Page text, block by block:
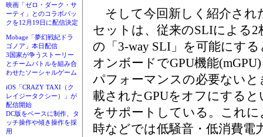
映画「ゼロ・ダーク・サ
ーティ」とのコラボパッ
クを12月19日に配信決定
Mobage「夢幻戦紀ドラ
ゴノア」本日配信
3国家が争うストーリー
とチームバトルを組み合
わせたソーシャルゲーム
iOS「CRAZY TAXI（ク
レイジータクシー）」が
配信開始
DC版をベースに制作、タ
ッチ操作や傾き操作を採
用
そして今回新しく紹介され
セットは、従来のSLIによる
の「3-way SLI」を可能にす
オンボードでGPU機能
パフォーマンスの必要ない
載されたGPUをオフにする
をサポートしている。これ
時などでは低騒音・低消費電